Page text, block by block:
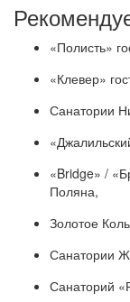
«Полисть»
«Клевер»
Санатории
«Bridge» /
Поляна,
Золотое
Санатории
Санаторий